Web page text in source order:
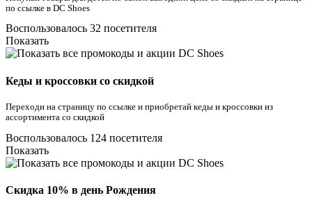
по ссылке в DC Shoes
Воспользовалось 32 посетителя
Показать
Кеды и кроссовки со скидкой
Переходи на страницу по ссылке и приобретай кеды и кроссовки из
ассортимента со скидкой
Воспользовалось 124 посетителя
Показать
Скидка 10% в день Рождения